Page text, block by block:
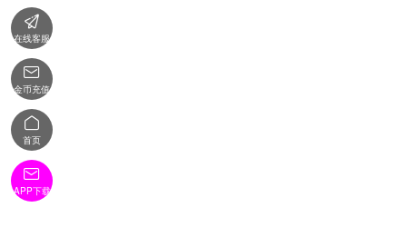

在线客服

金币充值

首页

APP下载